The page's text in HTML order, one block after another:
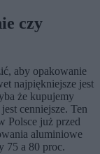
czy
aby opakowanie
najpiękniejsze jest
że kupujemy
cenniejsze. Ten
Polsce już przed
aluminiowe
75 a 80 proc.